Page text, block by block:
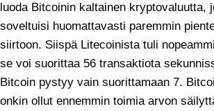
luoda Bitcoinin kaltainen kryptovaluutta,
soveltuisi huomattavasti paremmin
siirtoon. Siispä Litecoinista tuli
se voi suorittaa 56 transaktiota
Bitcoin pystyy vain suorittamaan 7.
onkin ollut ennemmin toimia arvon